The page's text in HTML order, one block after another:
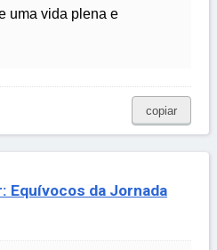
uma vida plena e
copiar
Equívocos da Jornada